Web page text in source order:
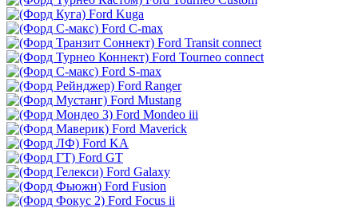
Ford Kuga
Ford C-max
Ford Transit connect
Ford Tourneo connect
Ford S-max
Ford Ranger
Ford Mustang
Ford Mondeo iii
Ford Maverick
Ford KA
Ford GT
Ford Galaxy
Ford Fusion
Ford Focus ii